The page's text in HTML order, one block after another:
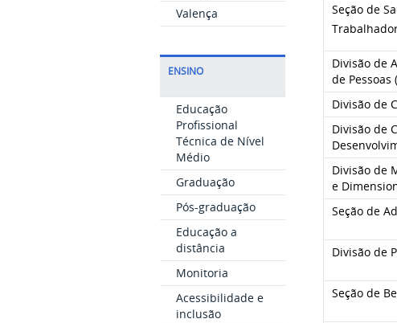
Valença
ENSINO
Educação
Profissional
Técnica de Nível
Médio
Graduação
Pós-graduação
Educação a
distância
Monitoria
Acessibilidade e
inclusão
Seção de
Trabalhador
Divisão de
de Pessoas
Divisão de
Divisão de
Divisão de
e
Seção de
Divisão de
Seção de